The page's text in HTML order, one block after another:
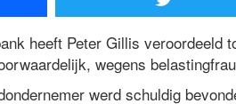
heeft Peter Gillis veroordeeld
wegens
werd schuldig